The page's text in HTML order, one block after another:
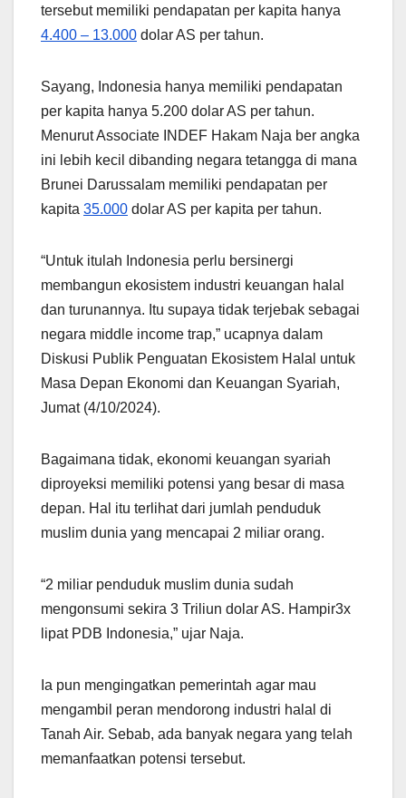
tersebut memiliki pendapatan per kapita hanya
4.400 – 13.000 dolar AS per tahun.
Sayang, Indonesia hanya memiliki pendapatan
per kapita hanya 5.200 dolar AS per tahun.
Menurut Associate INDEF Hakam Naja ber angka
ini lebih kecil dibanding negara tetangga di mana
Brunei Darussalam memiliki pendapatan per
kapita 35.000 dolar AS per kapita per tahun.
“Untuk itulah Indonesia perlu bersinergi
membangun ekosistem industri keuangan halal
dan turunannya. Itu supaya tidak terjebak sebagai
negara middle income trap,” ucapnya dalam
Diskusi Publik Penguatan Ekosistem Halal untuk
Masa Depan Ekonomi dan Keuangan Syariah,
Jumat (4/10/2024).
Bagaimana tidak, ekonomi keuangan syariah
diproyeksi memiliki potensi yang besar di masa
depan. Hal itu terlihat dari jumlah penduduk
muslim dunia yang mencapai 2 miliar orang.
“2 miliar penduduk muslim dunia sudah
mengonsumi sekira 3 Triliun dolar AS. Hampir3x
lipat PDB Indonesia,” ujar Naja.
Ia pun mengingatkan pemerintah agar mau
mengambil peran mendorong industri halal di
Tanah Air. Sebab, ada banyak negara yang telah
memanfaatkan potensi tersebut.